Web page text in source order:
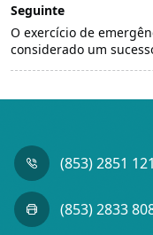
Seguinte
O exercício de
considerado um
(853) 2851
(853) 2833